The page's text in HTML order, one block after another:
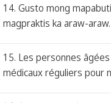
14. Gusto mong
magpraktis ka araw-araw.
15. Les personnes
médicaux réguliers pour